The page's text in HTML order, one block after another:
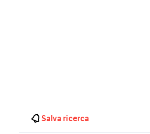
Salva ricerca